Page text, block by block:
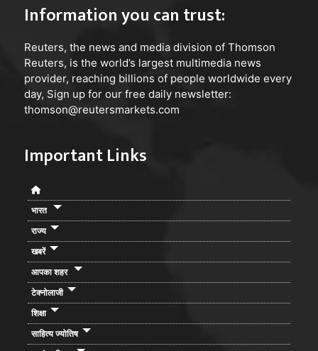
Information you can trust:
Reuters, the news and media division of Thomson
Reuters, is the world’s largest multimedia news
provider, reaching billions of people worldwide every
day, Sign up for our free daily newsletter:
thomson@reutersmarkets.com
Important Links
भारत
राज्य
खबरें
आपका शहर
टेक्नोलाजी
शिक्षा
साहित्य ज्योतिष